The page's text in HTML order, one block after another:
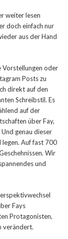
weiter lesen
doch einfach nur
aus der Hand
Vorstellungen oder
Posts zu
direkt auf den
Schreibstil. Es
auf der
über Fay,
genau dieser
legen. Auf fast 700
Wir
und
Fays
Protagonisten,
verändert.